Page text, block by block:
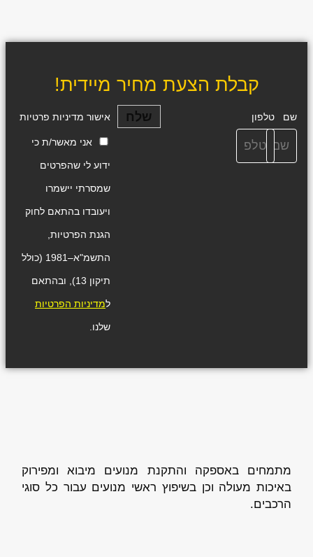
קבלת הצעת מחיר מיידית!
שם טלפון אישור מדיניות פרטיות
אני מאשר/ת כי
ידוע לי שהפרטים
שמסרתי יישמרו
ויעובדו בהתאם לחוק
הגנת הפרטיות,
התשמ"א–1981 (כולל
תיקון 13), ובהתאם
למדיניות הפרטיות
שלנו.
שלח
מתמחים באספקה והתקנת מנועים מיבוא ומפירוק
באיכות מעולה וכן בשיפוץ ראשי מנועים עבור כל סוגי
הרכבים.